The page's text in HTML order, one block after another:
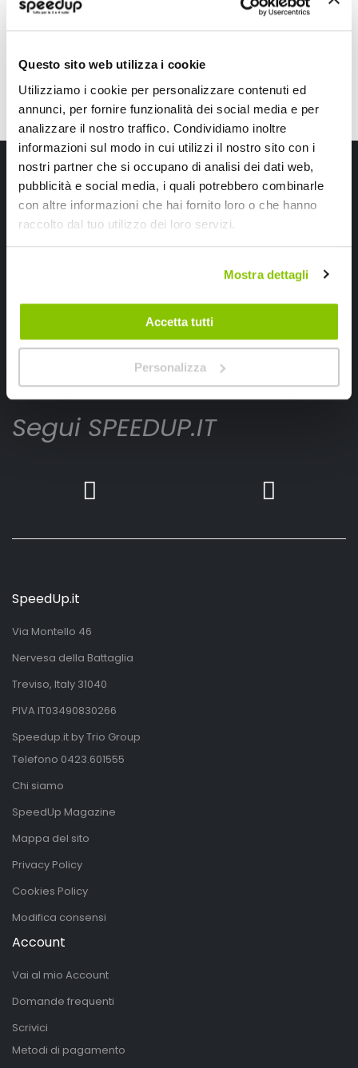
Questo sito web utilizza i cookie
Utilizziamo i cookie per personalizzare contenuti ed
annunci, per fornire funzionalità dei social media e per
analizzare il nostro traffico. Condividiamo inoltre
informazioni sul modo in cui utilizzi il nostro sito con i
nostri partner che si occupano di analisi dei dati web,
pubblicità e social media, i quali potrebbero combinarle
con altre informazioni che hai fornito loro o che hanno
raccolto dal tuo utilizzo dei loro servizi.
Mostra dettagli
Accetta tutti
Personalizza
CONSEGNA IN 48H
Iscriviti alla newsletter Speedup
Ricevi subito uno sconto del 10% per il tuo primo acquisto online!
Ho letto e accettato il documento
Iscrivimi
Segui SPEEDUP.IT
SpeedUp.it
Via Montello 46
Nervesa della Battaglia
Treviso, Italy 31040
PIVA IT03490830266
Speedup.it by Trio Group
Telefono 0423.601555
Chi siamo
SpeedUp Magazine
Mappa del sito
Privacy Policy
Cookies Policy
Modifica consensi
Account
Vai al mio Account
Domande frequenti
Scrivici
Metodi di pagamento